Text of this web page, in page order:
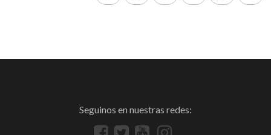
Seguinos en nuestras redes: